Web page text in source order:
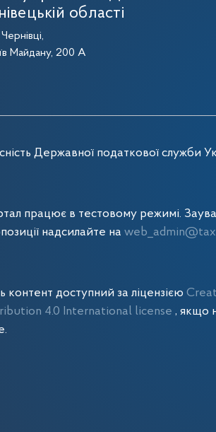
області
Майдану, 200 А
Державної податкової служби
працює в тестовому режимі.
надсилайте на
контент доступний за ліцензією
4.0 International license, якщо